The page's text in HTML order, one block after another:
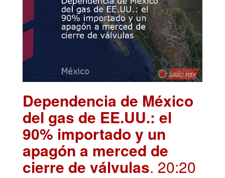
Dependencia de México
del gas de EE.UU.: el
90% importado y un
apagón a merced de
cierre de válvulas. 20:20